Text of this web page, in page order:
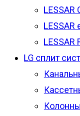
LESSAR
LESSAR
LG сплит